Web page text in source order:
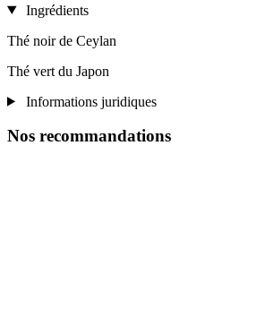
Ingrédients
Thé noir de Ceylan
Thé vert du Japon
Informations juridiques
Nos recommandations